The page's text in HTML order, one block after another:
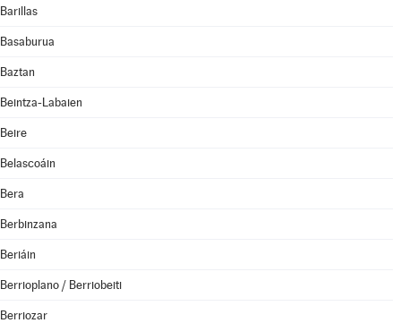
Barillas
Basaburua
Baztan
Beintza-Labaien
Beire
Belascoáin
Bera
Berbinzana
Beriáin
Berrioplano / Berriobeiti
Berriozar